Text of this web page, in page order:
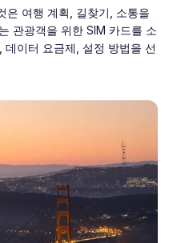
은 여행 계획, 길찾기, 소통을
관광객을 위한 SIM 카드를 소
이터 요금제, 설정 방법을 선